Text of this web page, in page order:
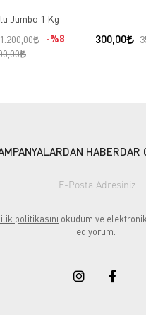
Jumbo 1 Kg
1.200,00
%8
300,00
HABERDAR
politikasını okudum ve
ediyorum.